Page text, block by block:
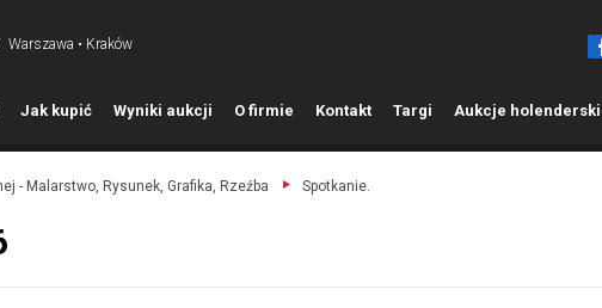
Warszawa • Kraków
Jak kupić Wyniki aukcji O firmie Kontakt Targi Aukcje
- Malarstwo, Rysunek, Grafika, Rzeźba Spotkanie.